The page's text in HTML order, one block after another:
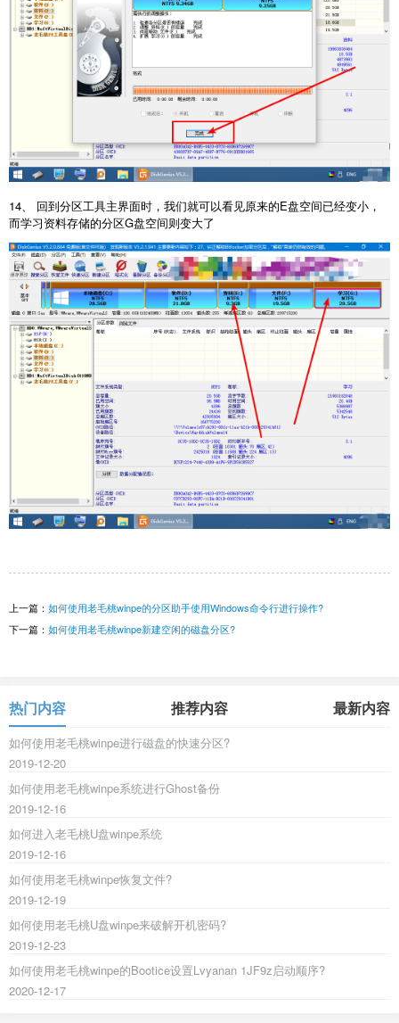
14、 回到分区工具主界面时，我们就可以看见原来的E盘空间已经变小，
而学习资料存储的分区G盘空间则变大了
上一篇： 如何使用老毛桃winpe的分区助手使用Windows命令行进行操作?
下一篇： 如何使用老毛桃winpe新建空闲的磁盘分区?
热门内容 推荐内容 最新内容
如何使用老毛桃winpe进行磁盘的快速分区?
2019-12-20
如何使用老毛桃winpe系统进行Ghost备份
2019-12-16
如何进入老毛桃U盘winpe系统
2019-12-16
如何使用老毛桃winpe恢复文件?
2019-12-19
如何使用老毛桃U盘winpe来破解开机密码?
2019-12-23
如何使用老毛桃winpe的Bootice设置Lvyanan 1JF9z启动顺序?
2020-12-17